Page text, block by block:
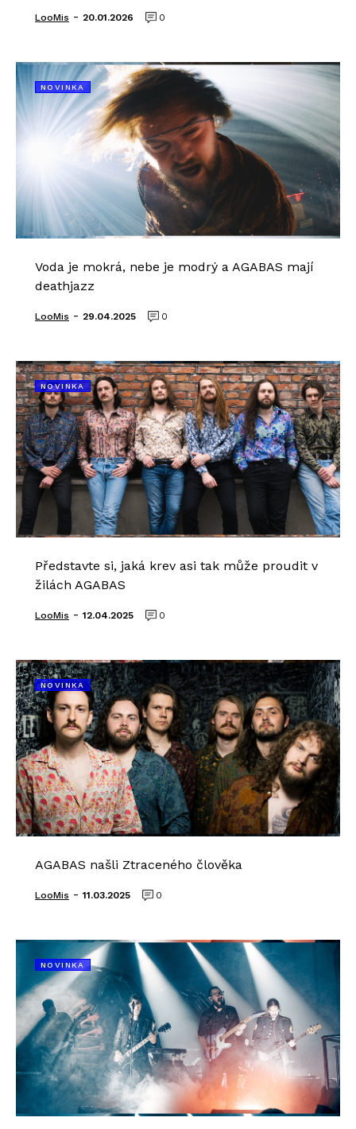
LooMis - 20.01.2026 0
NOVINKA
Voda je mokrá, nebe je modrý a AGABAS mají
deathjazz
LooMis - 29.04.2025 0
NOVINKA
Představte si, jaká krev asi tak může proudit v
žilách AGABAS
LooMis - 12.04.2025 0
NOVINKA
AGABAS našli Ztraceného člověka
LooMis - 11.03.2025 0
NOVINKA